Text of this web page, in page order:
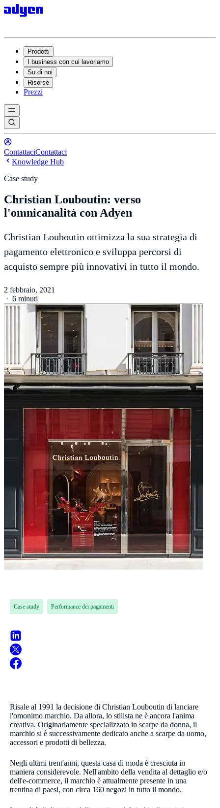
Prodotti
I business con cui lavoriamo
Su di noi
Risorse
Prezzi
ContattaciContattaci
Knowledge Hub
Case study
Christian Louboutin: verso
l'omnicanalità con Adyen
Christian Louboutin ottimizza la sua strategia di
pagamento elettronico e sviluppa percorsi di
acquisto sempre più innovativi in tutto il mondo.
2 febbraio, 2021
· 6 minuti
Case study Performance dei pagamenti
Risale al 1991 la decisione di Christian Louboutin di lanciare
l'omonimo marchio. Da allora, lo stilista ne è ancora l'anima
creativa. Originariamente specializzato in scarpe da donna, il
marchio si è successivamente dedicato anche a scarpe da uomo,
accessori e prodotti di bellezza.
Negli ultimi trent'anni, questa casa di moda è cresciuta in
maniera considerevole. Nell'ambito della vendita al dettaglio e/​o
dell'e-commerce, il marchio è attualmente presente in una
trentina di paesi, con circa 160 negozi in tutto il mondo.